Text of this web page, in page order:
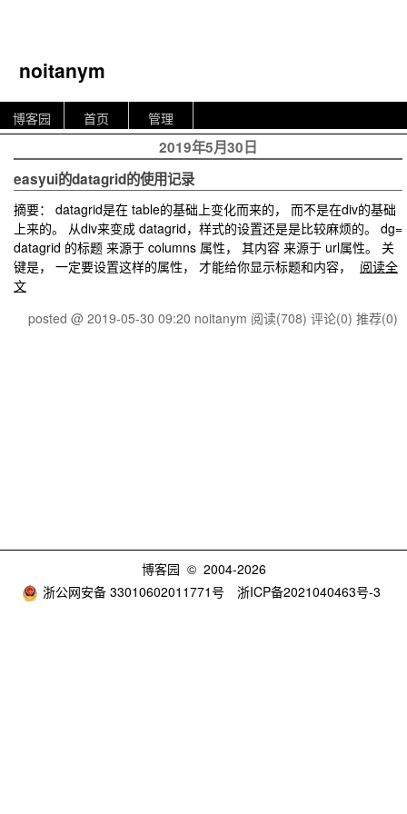
noitanym
博客园 首页 管理
2019年5月30日
easyui的datagrid的使用记录
摘要： datagrid是在 table的基础上变化而来的， 而不是在div的基础
上来的。 从div来变成 datagrid，样式的设置还是是比较麻烦的。 dg=
datagrid 的标题 来源于 columns 属性， 其内容 来源于 url属性。 关
键是， 一定要设置这样的属性， 才能给你显示标题和内容，
阅读全
文
posted @ 2019-05-30 09:20 noitanym 阅读(708) 评论(0) 推荐(0)
博客园 © 2004-2026
浙公网安备 33010602011771号
浙ICP备2021040463号-3